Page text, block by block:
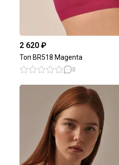
2 620 ₽
Топ BR518 Magenta
0